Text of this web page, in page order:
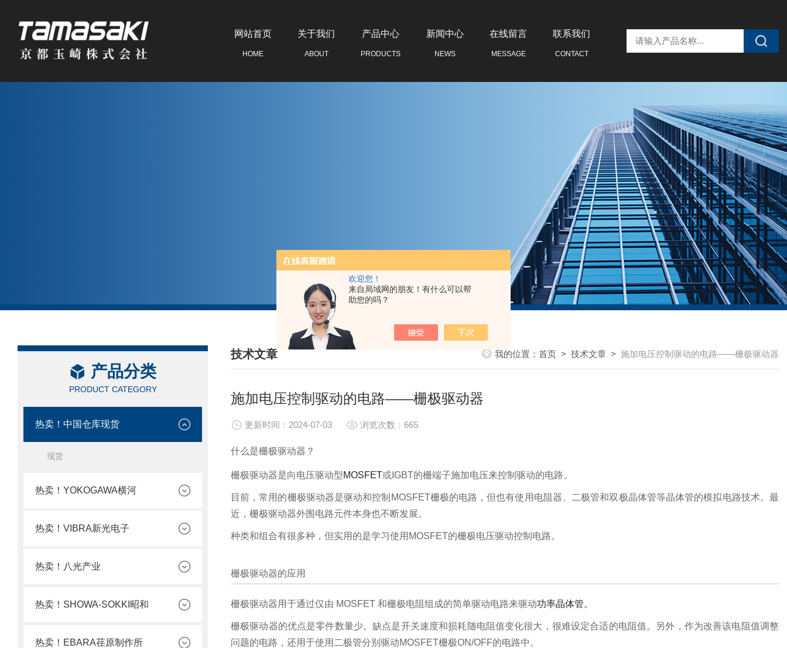
欢迎您！
来自局域网的朋友！有什么可以帮
助您的吗？
网站首页
HOME
关于我们
ABOUT
产品中心
PRODUCTS
新闻中心
NEWS
在线留言
MESSAGE
联系我们
CONTACT
产品分类
PRODUCT CATEGORY
热卖！中国仓库现货
现货
热卖！YOKOGAWA横河
热卖！VIBRA新光电子
热卖！八光产业
热卖！SHOWA-SOKKI昭和
热卖！EBARA荏原制作所
技术文章
/ TECHNICAL ARTICLES
我的位置： 首页 > 技术文章 > 施加电压控制驱动的电路——栅极驱动器
施加电压控制驱动的电路——栅极驱动器
更新时间：2024-07-03 浏览次数：665
什么是栅极驱动器？
栅极驱动器是向电压驱动型MOSFET或IGBT的栅端子施加电压来控制驱动的电路。
目前，常用的栅极驱动器是驱动和控制MOSFET栅极的电路，但也有使用电阻器、二极管和双极晶体管等晶体管的模拟电路技术。最
近，栅极驱动器外围电路元件本身也不断发展。
种类和组合有很多种，但实用的是学习使用MOSFET的栅极电压驱动控制电路。
栅极驱动器的应用
栅极驱动器用于通过仅由 MOSFET 和栅极电阻组成的简单驱动电路来驱动功率晶体管。
栅极驱动器的优点是零件数量少。缺点是开关速度和损耗随电阻值变化很大，很难设定合适的电阻值。另外，作为改善该电阻值调整
问题的电路，还用于使用二极管分别驱动MOSFET栅极ON/OFF的电路中。